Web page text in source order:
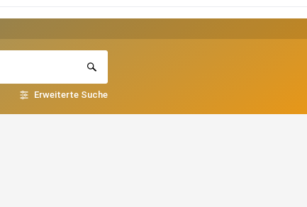
Erweiterte Suche